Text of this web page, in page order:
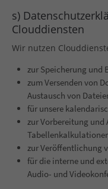
s)
Clouddiensten
Wir nutzen
zur Speicherung und
zum Versenden von
Austausch von
für unsere
zur Vorbereitung und
zur Veröffentlichung
für die interne und
Audio- und